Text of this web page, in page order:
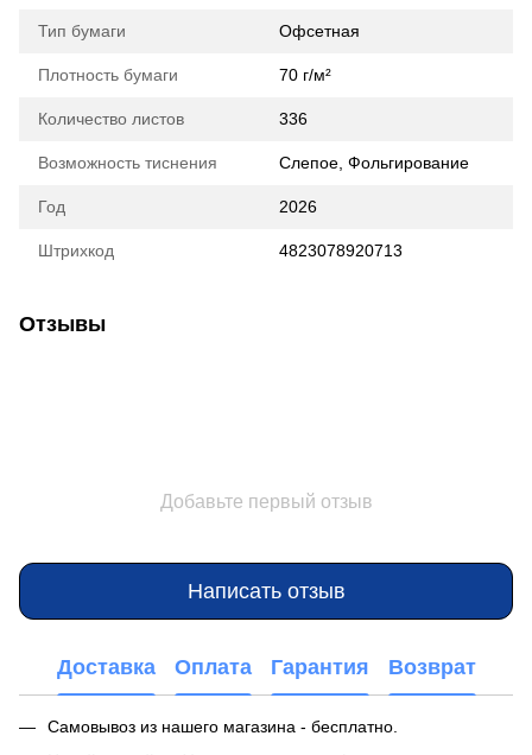
Тип бумаги Офсетная
Плотность бумаги 70 г/м²
Количество листов 336
Возможность тиснения Слепое, Фольгирование
Год 2026
Штрихкод 4823078920713
Отзывы
Добавьте первый отзыв
Написать отзыв
Доставка Оплата Гарантия Возврат
Самовывоз из нашего магазина - бесплатно.